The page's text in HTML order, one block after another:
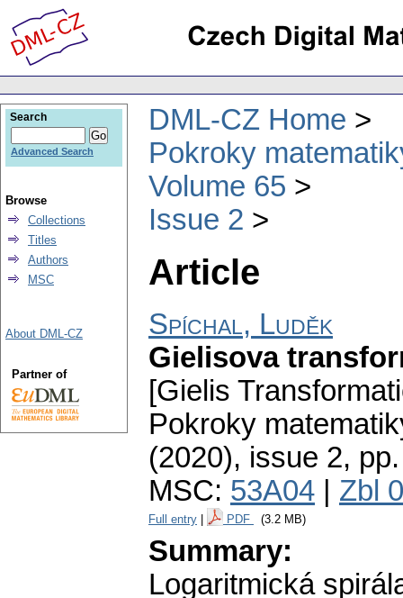
DML-CZ Home
Pokroky
Volume 65
Issue 2
Article
Spíchal, Luděk
Gielisova
[Gielis
Pokroky
(2020), issue 2,
MSC: 53A04 Zbl
Full entry PDF (3.2 MB)
Summary:
Logaritmická
Search
Advanced Search
Browse
Collections
Titles
Authors
MSC
About DML-CZ
Partner of